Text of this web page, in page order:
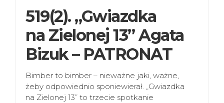
519(2). „Gwiazdka
na Zielonej 13” Agata
Bizuk – PATRONAT
Bimber to bimber – nieważne jaki, ważne,
żeby odpowiednio sponiewierał. „Gwiazdka
na Zielonej 13” to trzecie spotkanie